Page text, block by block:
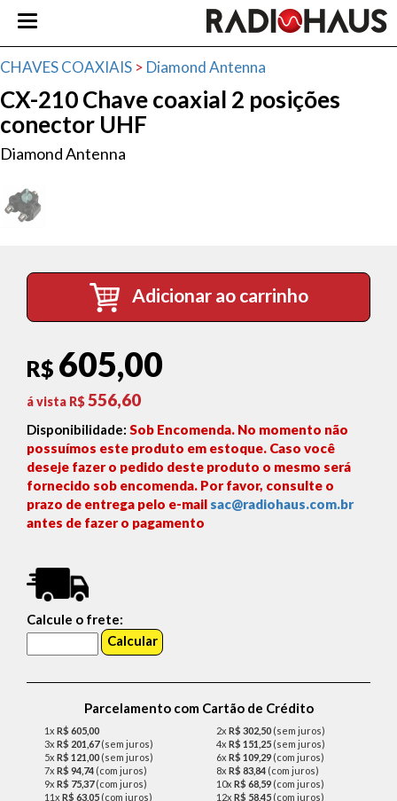
CHAVES COAXIAIS > Diamond Antenna
CX-210 Chave coaxial 2 posições
conector UHF
Diamond Antenna
Adicionar ao carrinho
R$ 605,00
á vista R$556,60
Disponibilidade: Sob Encomenda. No momento não
possuímos este produto em estoque. Caso você
deseje fazer o pedido deste produto o mesmo será
fornecido sob encomenda. Por favor, consulte o
prazo de entrega pelo e-mail sac@radiohaus.com.br
antes de fazer o pagamento
Calcule o frete:
Parcelamento com Cartão de Crédito
1x R$ 605,00 2x R$ 302,50 (sem juros)
3x R$ 201,67(sem juros) 4x R$ 151,25 (sem juros)
5x R$ 121,00 (sem juros) 6x R$ 109,29 (com juros)
7x R$ 94,74 (com juros) 8x R$ 83,84 (com juros)
9x R$ 75,37(com juros) 10x R$ 68,59 (com juros)
11x R$ 63,05 (com juros) 12x R$ 58,45 (com juros)